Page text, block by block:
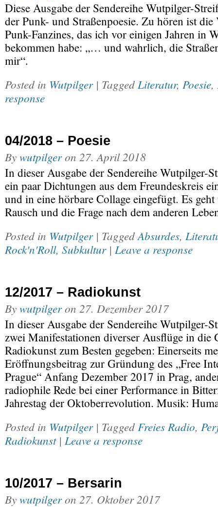
Diese Ausgabe der Sendereihe Wutpilger-
der Punk- und Straßenpoesie. Zu hören ist die
Punk-Fanzines, das ich vor einigen Jahren in
bekommen habe: „… und wahrlich, die
mir“.
Posted in Wutpilger | Tagged Literatur, Poesie,
response
04/2018 – Poesie
Bywutpilgeron 27. April 2018
In dieser Ausgabe der Sendereihe Wutpilger-
ein paar Dichtungen aus dem Freundeskreis
und in eine hörbare Collage eingefügt. Es
Rausch und die Frage nach dem anderen
Posted in Wutpilger | TaggedAbsurdes,
Rock'n'Roll, Subkultur| Leave a response
12/2017 – Radiokunst
Bywutpilgeron 27. Dezember 2017
In dieser Ausgabe der Sendereihe Wutpilger-
zwei Manifestationen diverser Ausflüge in die
Radiokunst zum Besten gegeben: Einerseits
Eröffnungsbeitrag zur Gründung des „Free
Prague“ Anfang Dezember 2017 in Prag,
radiophile Rede bei einer Performance in
Jahrestag der Oktoberrevolution. Musik:
Posted in Wutpilger | Tagged Freies Radio,
Radiokunst| Leave a response
10/2017 – Bersarin
Bywutpilgeron 27. Oktober 2017